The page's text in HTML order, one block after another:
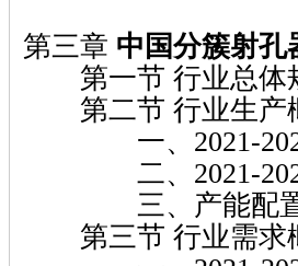
第三章 中国分簇射孔
第一节 行业总体
第二节 行业生产
一、2021-2024
二、2021-2024
三、产能配置
第三节 行业需求